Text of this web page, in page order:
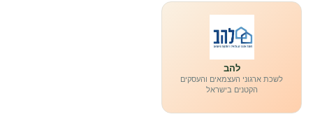
להב
לשכת ארגוני העצמאים והעסקים
הקטנים בישראל